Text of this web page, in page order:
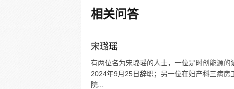
相关问答
宋璐瑶
有两位名为宋璐瑶的人士，一位是时创能源
2024年9月25日辞职；另一位在妇产科三病
院...